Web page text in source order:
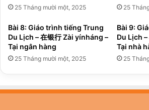
25 Tháng mười một, 2025 25
Bài 8: Giáo trình tiếng Trung
Du Lịch – 在银行 Zài yínháng –
Tại ngân hàng
25 Tháng mười một, 2025
Bài 9:
Du Lịch
Tại nhà
25